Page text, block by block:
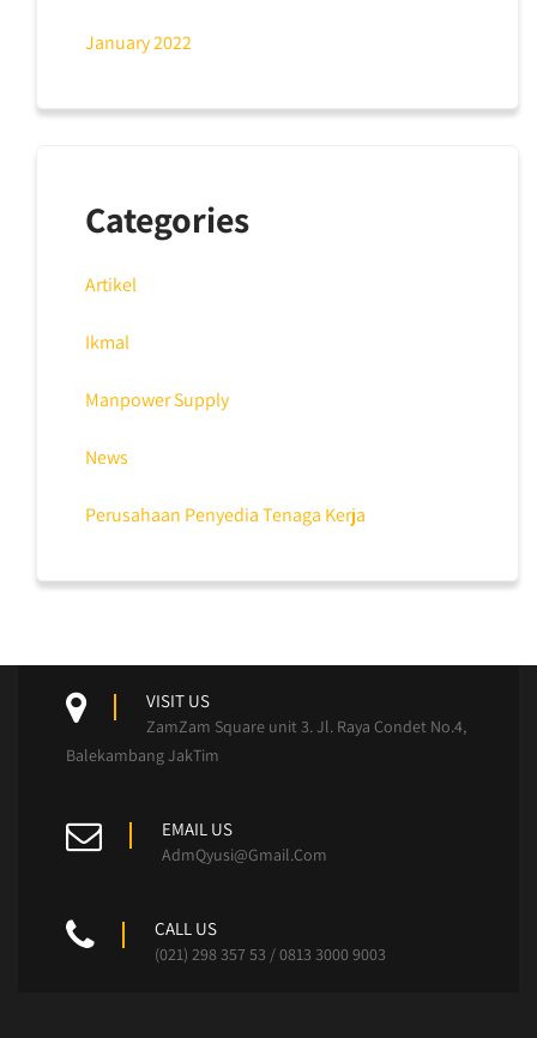
January 2022
Categories
Artikel
Ikmal
Manpower Supply
News
Perusahaan Penyedia Tenaga Kerja
VISIT US
ZamZam Square unit 3. Jl. Raya Condet No.4,
Balekambang JakTim
EMAIL US
AdmQyusi@Gmail.Com
CALL US
(021) 298 357 53 / 0813 3000 9003